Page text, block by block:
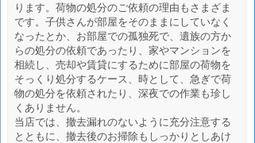
ります。荷物の処分のご依頼の理由もさまざま
です。子供さんが部屋をそのままにしていなく
なったとか、お部屋での孤独死で、遺族の方か
らの処分の依頼であったり、家やマンションを
相続し、売却や賃貸にするために部屋の荷物を
そっくり処分するケース、時として、急ぎで荷
物の処分を依頼されたり、深夜での作業も珍し
くありません。
当店では、撤去漏れのないように充分注意する
とともに、撤去後のお掃除もしっかりとしあけ